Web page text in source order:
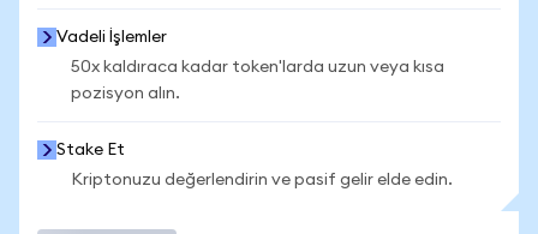
Vadeli İşlemler
50x kaldıraca kadar token'larda uzun veya kısa
pozisyon alın.
Stake Et
Kriptonuzu değerlendirin ve pasif gelir elde edin.